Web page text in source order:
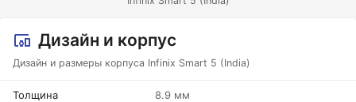
Дизайн и корпус
Дизайн и размеры корпуса Infinix Smart 5 (India)
Толщина 8.9 мм